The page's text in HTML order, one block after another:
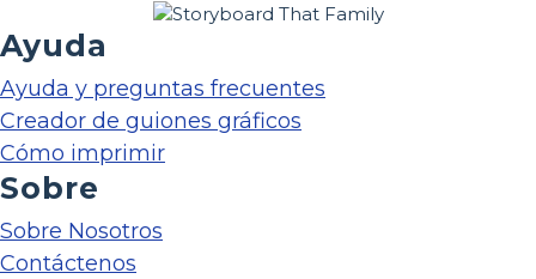
Ayuda
Ayuda y preguntas frecuentes
Creador de guiones gráficos
Cómo imprimir
Sobre
Sobre Nosotros
Contáctenos